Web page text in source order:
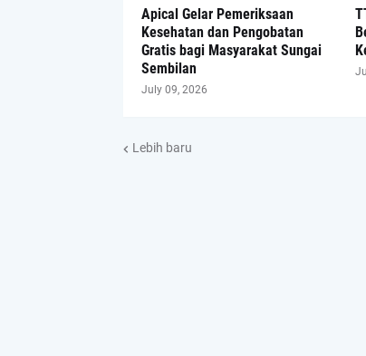
Apical Gelar Pemeriksaan
Kesehatan dan Pengobatan
Gratis bagi Masyarakat Sungai
Sembilan
July 09, 2026
Lebih baru